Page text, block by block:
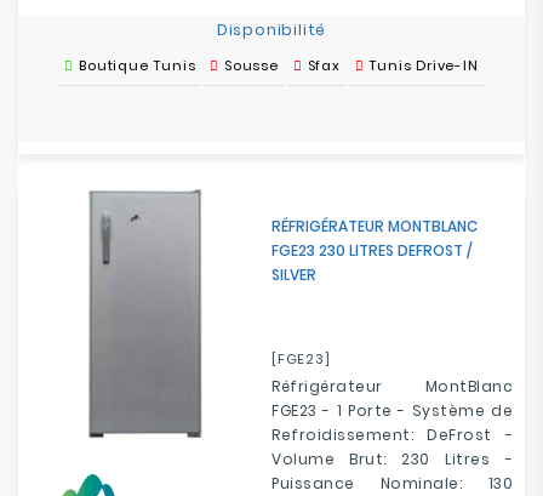
Disponibilité
Boutique Tunis Sousse Sfax Tunis Drive-IN
RÉFRIGÉRATEUR MONTBLANC
FGE23 230 LITRES DEFROST /
SILVER
[FGE23]
Réfrigérateur MontBlanc
FGE23 - 1 Porte - Système de
Refroidissement: DeFrost -
Volume Brut: 230 Litres -
Puissance Nominale: 130